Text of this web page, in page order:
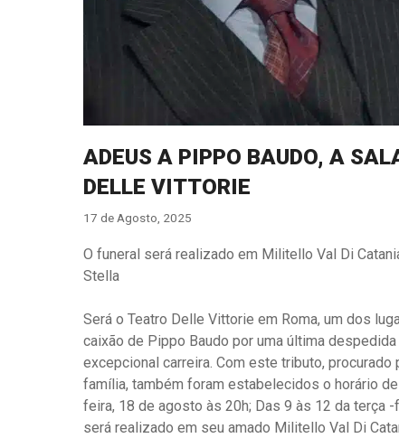
ADEUS A PIPPO BAUDO, A
DELLE VITTORIE
17 de Agosto, 2025
O funeral será realizado em Militello Val Di
Stella
Será o Teatro Delle Vittorie em Roma, um dos
caixão de Pippo Baudo por uma última
excepcional carreira. Com este tributo,
família, também foram estabelecidos o horário
feira, 18 de agosto às 20h; Das 9 às 12 da terça
será realizado em seu amado Militello Val Di